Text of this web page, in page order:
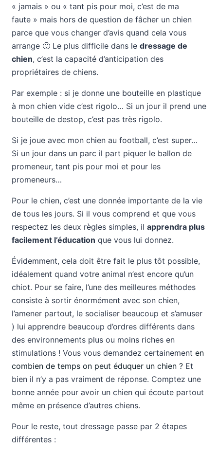
« jamais » ou « tant pis pour moi, c’est de ma
faute » mais hors de question de fâcher un chien
parce que vous changer d’avis quand cela vous
arrange 🙂 Le plus difficile dans le dressage de
chien, c’est la capacité d’anticipation des
propriétaires de chiens.
Par exemple : si je donne une bouteille en plastique
à mon chien vide c’est rigolo… Si un jour il prend une
bouteille de destop, c’est pas très rigolo.
Si je joue avec mon chien au football, c’est super…
Si un jour dans un parc il part piquer le ballon de
promeneur, tant pis pour moi et pour les
promeneurs…
Pour le chien, c’est une donnée importante de la vie
de tous les jours. Si il vous comprend et que vous
respectez les deux règles simples, il apprendra plus
facilement l’éducation que vous lui donnez.
Évidemment, cela doit être fait le plus tôt possible,
idéalement quand votre animal n’est encore qu’un
chiot. Pour se faire, l’une des meilleures méthodes
consiste à sortir énormément avec son chien,
l’amener partout, le socialiser beaucoup et s’amuser
) lui apprendre beaucoup d’ordres différents dans
des environnements plus ou moins riches en
stimulations ! Vous vous demandez certainement en
combien de temps on peut éduquer un chien ? Et
bien il n’y a pas vraiment de réponse. Comptez une
bonne année pour avoir un chien qui écoute partout
même en présence d’autres chiens.
Pour le reste, tout dressage passe par 2 étapes
différentes :